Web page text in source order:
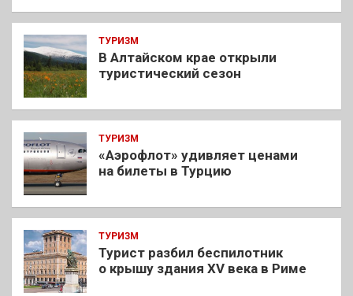
ТУРИЗМ
В Алтайском крае открыли
туристический сезон
ТУРИЗМ
«Аэрофлот» удивляет ценами
на билеты в Турцию
ТУРИЗМ
Турист разбил беспилотник
о крышу здания XV века в Риме